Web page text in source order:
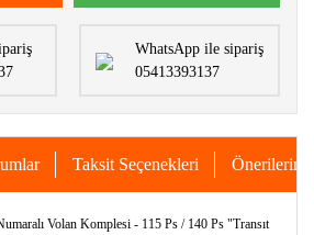
WhatsApp ile sipariş
05413393137
Taksit Seçenekleri Önerileriniz
Volan Komplesi - 115 Ps / 140 Ps "Transıt